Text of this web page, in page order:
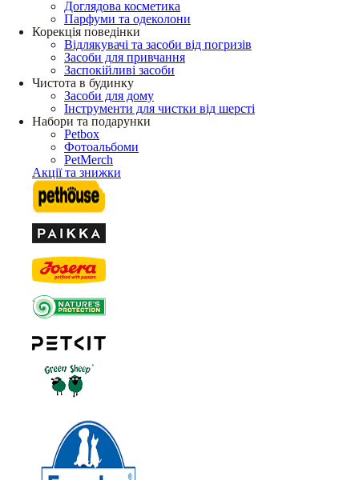
Доглядова косметика
Парфуми та одеколони
Корекція поведінки
Відлякувачі та засоби від погризів
Засоби для привчання
Заспокійливі засоби
Чистота в будинку
Засоби для дому
Інструменти для чистки від шерсті
Набори та подарунки
Petbox
Фотоальбоми
PetMerch
Акції та знижки